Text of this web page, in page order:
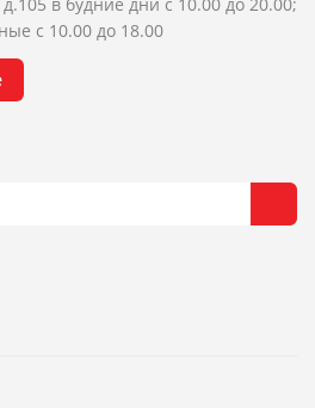
с 10.00 до 18.00